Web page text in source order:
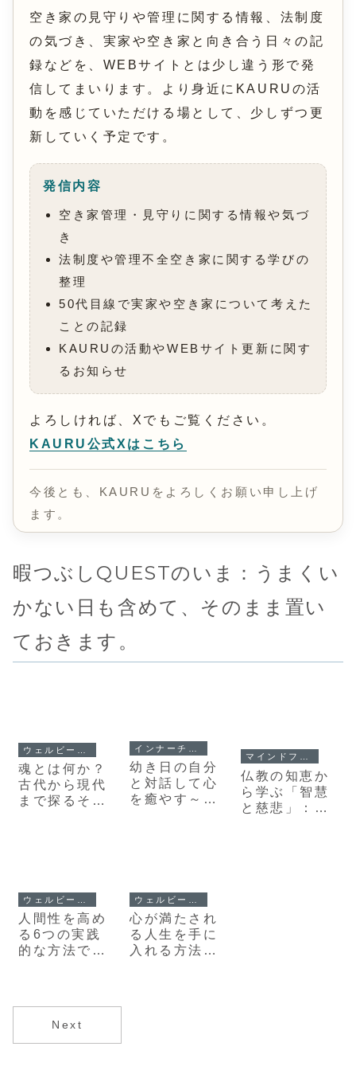
空き家の見守りや管理に関する情報、法制度
の気づき、実家や空き家と向き合う日々の記
録などを、WEBサイトとは少し違う形で発
信してまいります。より身近にKAURUの活
動を感じていただける場として、少しずつ更
新していく予定です。
発信内容
空き家管理・見守りに関する情報や気づ
き
法制度や管理不全空き家に関する学びの
整理
50代目線で実家や空き家について考えた
ことの記録
KAURUの活動やWEBサイト更新に関す
るお知らせ
よろしければ、Xでもご覧ください。
KAURU公式Xはこちら
今後とも、KAURUをよろしくお願い申し上げ
ます。
暇つぶしQUESTのいま：うまくい
かない日も含めて、そのまま置い
ておきます。
魂とは何か？
古代から現代
まで探るその
幼き日の自分
と対話して心
を癒やす～イ
仏教の知恵か
ら学ぶ「智慧
と慈悲」：人
人間性を高め
る6つの実践
的な方法で豊
心が満たされ
る人生を手に
入れる方法：
Next